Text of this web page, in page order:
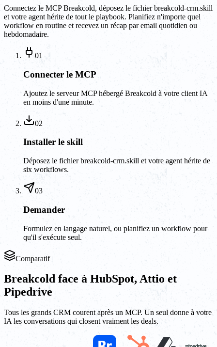
Connectez le MCP Breakcold, déposez le fichier breakcold-crm.skill
et votre agent hérite de tout le playbook. Planifiez n'importe quel
workflow en routine et recevez un récap par email quotidien ou
hebdomadaire.
01
Connecter le MCP
Ajoutez le serveur MCP hébergé Breakcold à votre client IA
en moins d'une minute.
02
Installer le skill
Déposez le fichier breakcold-crm.skill et votre agent hérite de
six workflows.
03
Demander
Formulez en langage naturel, ou planifiez un workflow pour
qu'il s'exécute seul.
Comparatif
Breakcold face à HubSpot, Attio et
Pipedrive
Tous les grands CRM courent après un MCP. Un seul donne à votre
IA les conversations qui closent vraiment les deals.